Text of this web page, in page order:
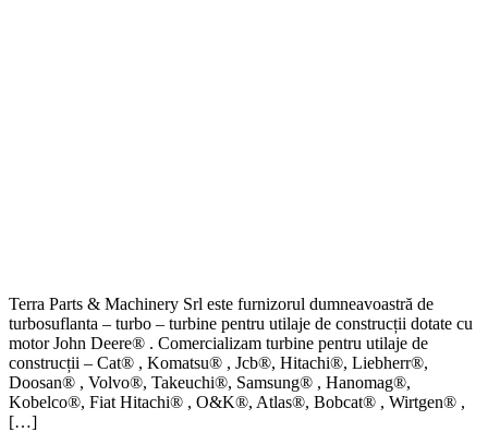
Terra Parts & Machinery Srl este furnizorul dumneavoastră de
turbosuflanta – turbo – turbine pentru utilaje de construcții dotate cu
motor John Deere® . Comercializam turbine pentru utilaje de
construcții – Cat® , Komatsu® , Jcb®, Hitachi®, Liebherr®,
Doosan® , Volvo®, Takeuchi®, Samsung® , Hanomag®,
Kobelco®, Fiat Hitachi® , O&K®, Atlas®, Bobcat® , Wirtgen® ,
[…]